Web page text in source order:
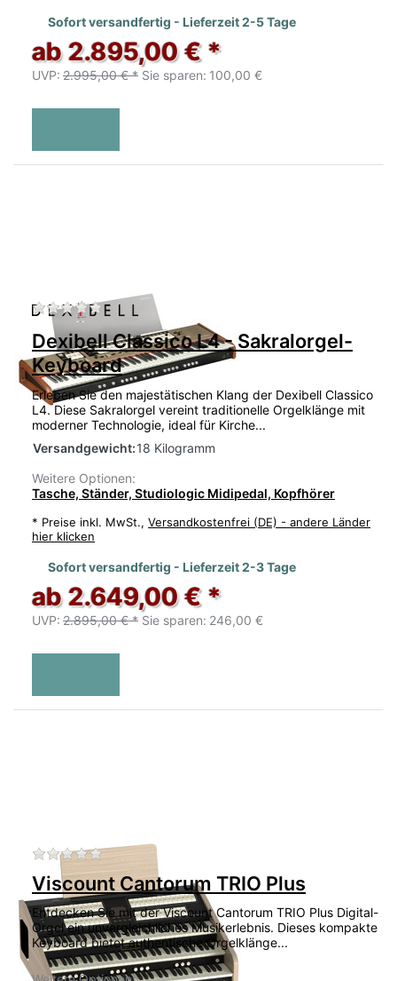
Sofort versandfertig - Lieferzeit 2-5 Tage
ab 2.895,00 € *
UVP: 2.995,00 € * Sie sparen: 100,00 €
Zu diesem Produkt liegen noch keine
Dexibell Classico L4 - Sakralorgel-
Keyboard
Erleben Sie den majestätischen Klang der Dexibell Classico
L4. Diese Sakralorgel vereint traditionelle Orgelklänge mit
moderner Technologie, ideal für Kirche...
Versandgewicht:18 Kilogramm
Weitere Optionen:
Tasche, Ständer, Studiologic Midipedal, Kopfhörer
* Preise inkl. MwSt., Versandkostenfrei (DE) - andere Länder
hier klicken
Sofort versandfertig - Lieferzeit 2-3 Tage
ab 2.649,00 € *
UVP: 2.895,00 € * Sie sparen: 246,00 €
Zu diesem Produkt liegen noch keine
Viscount Cantorum TRIO Plus
Entdecken Sie mit der Viscount Cantorum TRIO Plus Digital-
Orgel ein unvergleichliches Musikerlebnis. Dieses kompakte
Keyboard bietet authentische Orgelklänge...